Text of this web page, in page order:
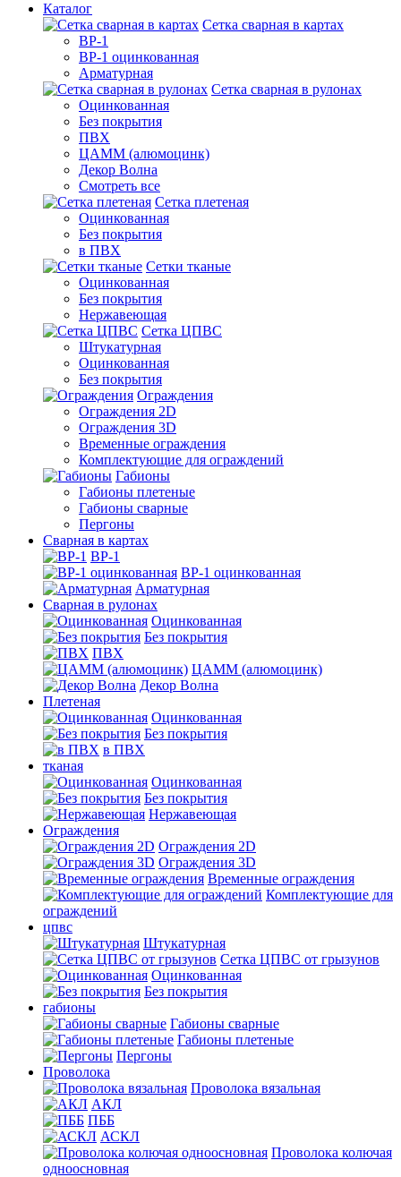
Каталог
Сетка сварная в картах
ВР-1
ВР-1 оцинкованная
Арматурная
Сетка сварная в рулонах
Оцинкованная
Без покрытия
ПВХ
ЦАММ (алюмоцинк)
Декор Волна
Смотреть все
Сетка плетеная
Оцинкованная
Без покрытия
в ПВХ
Сетки тканые
Оцинкованная
Без покрытия
Нержавеющая
Сетка ЦПВС
Штукатурная
Оцинкованная
Без покрытия
Ограждения
Ограждения 2D
Ограждения 3D
Временные ограждения
Комплектующие для ограждений
Габионы
Габионы плетеные
Габионы сварные
Пергоны
Сварная в картах
ВР-1
ВР-1 оцинкованная
Арматурная
Сварная в рулонах
Оцинкованная
Без покрытия
ПВХ
ЦАММ (алюмоцинк)
Декор Волна
Плетеная
Оцинкованная
Без покрытия
в ПВХ
тканая
Оцинкованная
Без покрытия
Нержавеющая
Ограждения
Ограждения 2D
Ограждения 3D
Временные ограждения
Комплектующие для
ограждений
цпвс
Штукатурная
Сетка ЦПВС от грызунов
Оцинкованная
Без покрытия
габионы
Габионы сварные
Габионы плетеные
Пергоны
Проволока
Проволока вязальная
АКЛ
ПББ
АСКЛ
Проволока колючая
одноосновная